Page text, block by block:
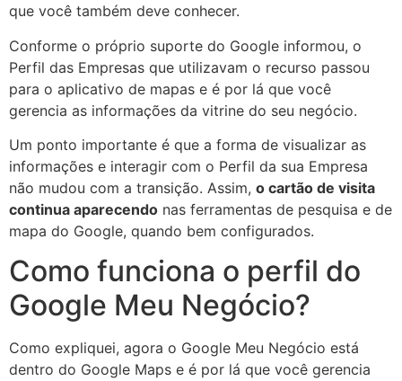
que você também deve conhecer.
Conforme o próprio suporte do Google informou, o
Perfil das Empresas que utilizavam o recurso passou
para o aplicativo de mapas e é por lá que você
gerencia as informações da vitrine do seu negócio.
Um ponto importante é que a forma de visualizar as
informações e interagir com o Perfil da sua Empresa
não mudou com a transição. Assim, o cartão de visita
continua aparecendo nas ferramentas de pesquisa e de
mapa do Google, quando bem configurados.
Como funciona o perfil do
Google Meu Negócio?
Como expliquei, agora o Google Meu Negócio está
dentro do Google Maps e é por lá que você gerencia